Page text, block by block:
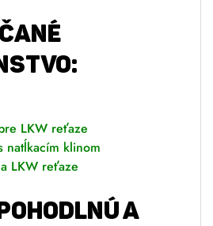
LKW reťaze
natĺkacím klinom
LKW reťaze
A